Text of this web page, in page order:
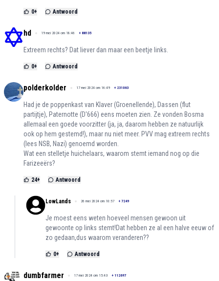
0+ Antwoord
hd 19 mei 2024 om 18:46 + 88135
Extreem rechts? Dat liever dan maar een beetje links.
0+ Antwoord
polderkolder 17 mei 2024 om 16:49 + 231063
Had je de poppenkast van Klaver (Groenellende), Dassen (flut
partijtje), Paternotte (D'666) eens moeten zien. Ze vonden Bosma
allemaal een goede voorzitter (ja, ja, daarom hebben ze natuurlijk
ook op hem gestemd!), maar nu niet meer. PVV mag extreem rechts
(lees NSB, Nazi) genoemd worden.
Wat een stelletje huichelaars, waarom stemt iemand nog op die
Farizeeërs?
24+ Antwoord
LowLands 26 mei 2024 om 10:57 + 7249
Je moest eens weten hoeveel mensen gewoon uit
gewoonte op links stemt!Dat hebben ze al een halve eeuw of
zo gedaan,dus waarom veranderen??
0+ Antwoord
dumbfarmer 17 mei 2024 om 15:43 + 112697